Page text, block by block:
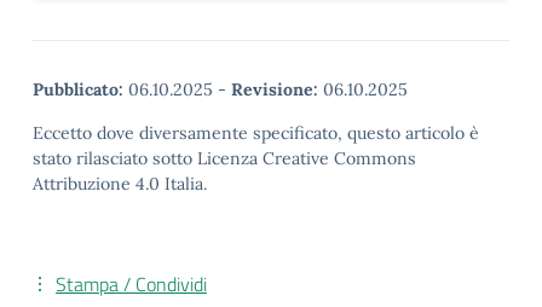
Pubblicato: 06.10.2025 - Revisione: 06.10.2025
Eccetto dove diversamente specificato, questo articolo è
stato rilasciato sotto Licenza Creative Commons
Attribuzione 4.0 Italia.
Stampa / Condividi